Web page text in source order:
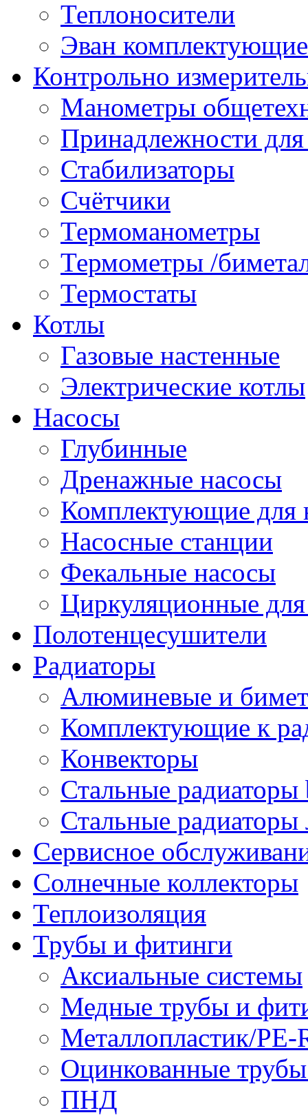
Теплоносители
Эван комплектующие
Контрольно
Манометры
Принадлежности
Стабилизаторы
Счётчики
Термоманометры
Термометры /
Термостаты
Котлы
Газовые настенные
Электрические котлы
Насосы
Глубинные
Дренажные насосы
Комплектующие для
Насосные станции
Фекальные насосы
Циркуляционные для
Полотенцесушители
Радиаторы
Алюминевые и
Комплектующие к
Конвекторы
Стальные радиаторы
Стальные радиаторы
Сервисное
Солнечные коллекторы
Теплоизоляция
Трубы и фитинги
Аксиальные системы
Медные трубы и
Металлопластик/
Оцинкованные
ПНД